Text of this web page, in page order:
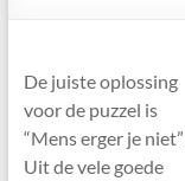
Keien
De juiste oplossing
voor de puzzel is
“Mens erger je
Uit de vele goede